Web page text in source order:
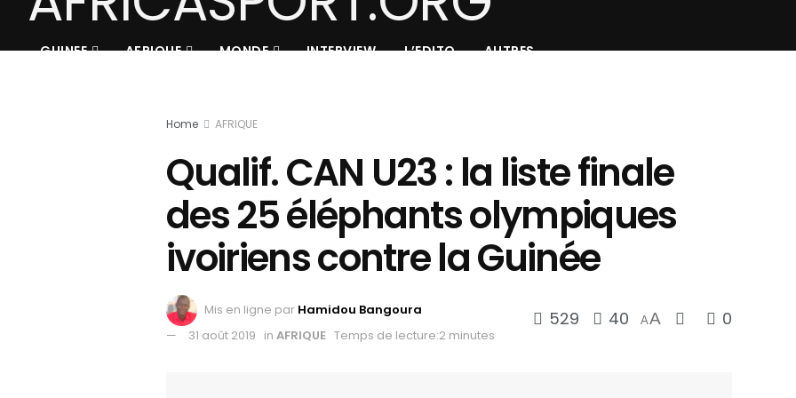
GUINEE AFRIQUE MONDE INTERVIEW L’EDITO AUTRES
Home AFRIQUE
Qualif. CAN U23 : la liste finale
des 25 éléphants olympiques
ivoiriens contre la Guinée
Mis en ligne par Hamidou Bangoura
31 août 2019 in AFRIQUE Temps de lecture:2 minutes
529 40 AA 0